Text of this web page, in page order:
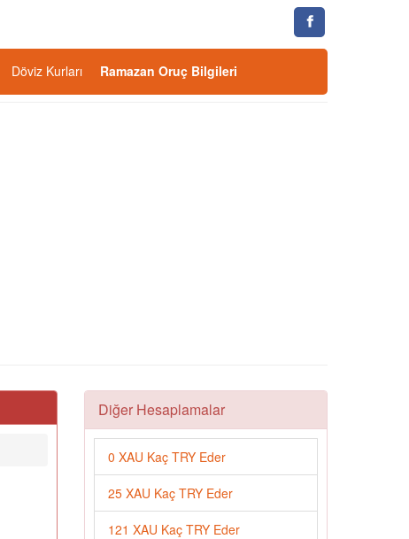
Döviz Kurları Ramazan Oruç Bilgileri
Diğer Hesaplamalar
0 XAU Kaç TRY Eder
25 XAU Kaç TRY Eder
121 XAU Kaç TRY Eder